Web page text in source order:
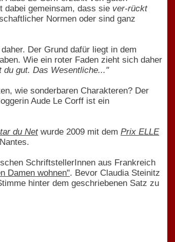
dabei gemeinsam, dass sie ver-rückt
Normen oder sind ganz
Der Grund dafür liegt in dem
Wie ein roter Faden zieht sich daher
du gut. Das Wesentliche..."
wie sonderbaren Charakteren? Der
Aude Le Corff ist ein
du Netwurde 2009 mit dem Prix ELLE
SchriftstellerInnen aus Frankreich
Damen wohnen". Bevor Claudia Steinitz
hinter dem geschriebenen Satz zu